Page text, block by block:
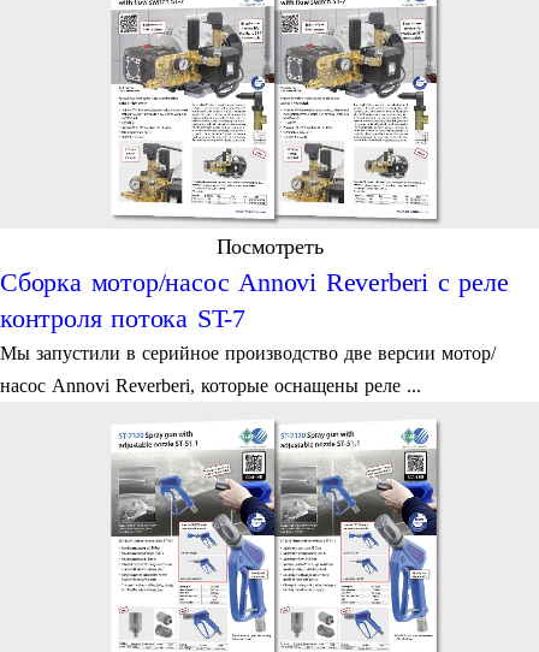
Посмотреть
Сборка мотор/насос Annovi Reverberi с реле
контроля потока ST-7
Мы запустили в серийное производство две версии мотор/
насос Annovi Reverberi, которые оснащены реле ...